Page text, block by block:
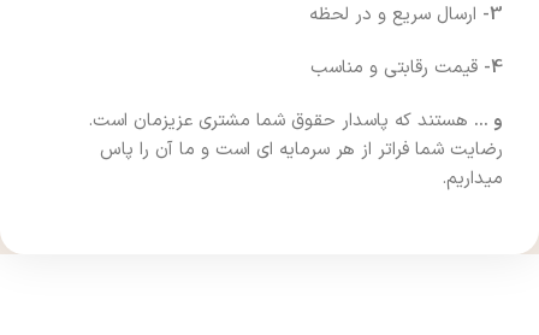
3- ارسال سریع و در لحظه
4- قیمت رقابتی و مناسب
و … هستند که پاسدار حقوق شما مشتری عزیزمان است.
رضایت شما فراتر از هر سرمایه ای است و ما آن را پاس
میداریم.